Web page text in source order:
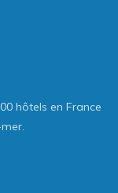
hôtels en France